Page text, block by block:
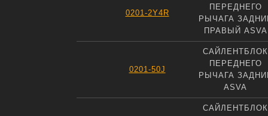
0201-2Y4R
ПЕРЕДНЕГО
РЫЧАГА
ПРАВЫЙ ASVA
0201-50J
САЙЛЕНТБЛОК
ПЕРЕДНЕГО
РЫЧАГА
ASVA
САЙЛЕНТБЛОК